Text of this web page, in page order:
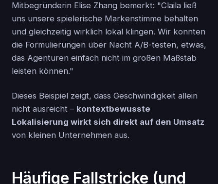
Mitbegründerin Elise Zhang bemerkt: "Claila ließ
uns unsere spielerische Markenstimme behalten
und gleichzeitig wirklich lokal klingen. Wir konnten
die Formulierungen über Nacht A/B-testen, etwas,
das Agenturen einfach nicht im großen Maßstab
leisten können."
Dieses Beispiel zeigt, dass Geschwindigkeit allein
nicht ausreicht – kontextbewusste
Lokalisierung wirkt sich direkt auf den Umsatz
von kleinen Unternehmen aus.
Häufige Fallstricke (und